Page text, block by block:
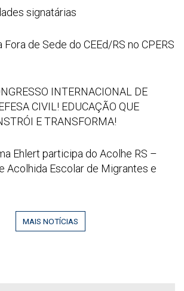
signatárias
Fora de Sede do CEEd/RS no CPERS
INTERNACIONAL DE
CIVIL! EDUCAÇÃO QUE
E TRANSFORMA!
Ehlert participa do Acolhe RS –
Acolhida Escolar de Migrantes e
MAIS NOTÍCIAS